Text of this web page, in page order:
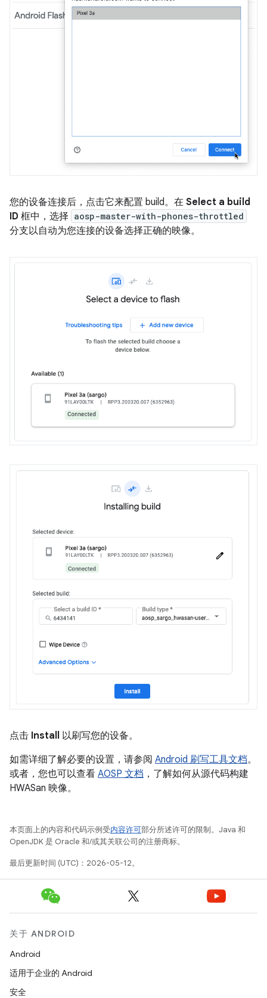
您的设备连接后，点击它来配置 build。在 Select a build
ID 框中，选择 aosp-master-with-phones-throttled
分支以自动为您连接的设备选择正确的映像。
点击 Install
以刷写您的设备。
如需详细了解必要的设置，请参阅 Android 刷写工具文档。
或者，您也可以查看 AOSP 文档 ，了解如何从源代码构建
HWASan 映像。
本页面上的内容和代码示例受内容许可部分所述许可的限制。Java 和
OpenJDK 是 Oracle 和/或其关联公司的注册商标。
最后更新时间 (UTC)：2026-05-12。
关于 ANDROID
Android
适用于企业的 Android
安全